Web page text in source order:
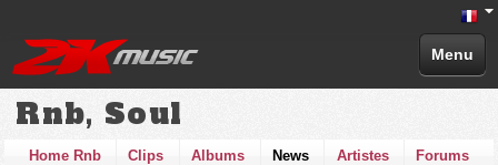
Menu
Rnb, Soul
Home Rnb Clips Albums News Artistes Forums